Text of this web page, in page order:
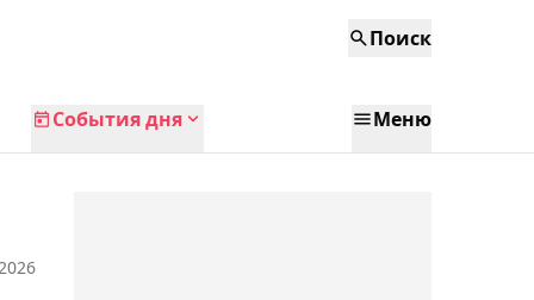
Поиск
События дня Меню